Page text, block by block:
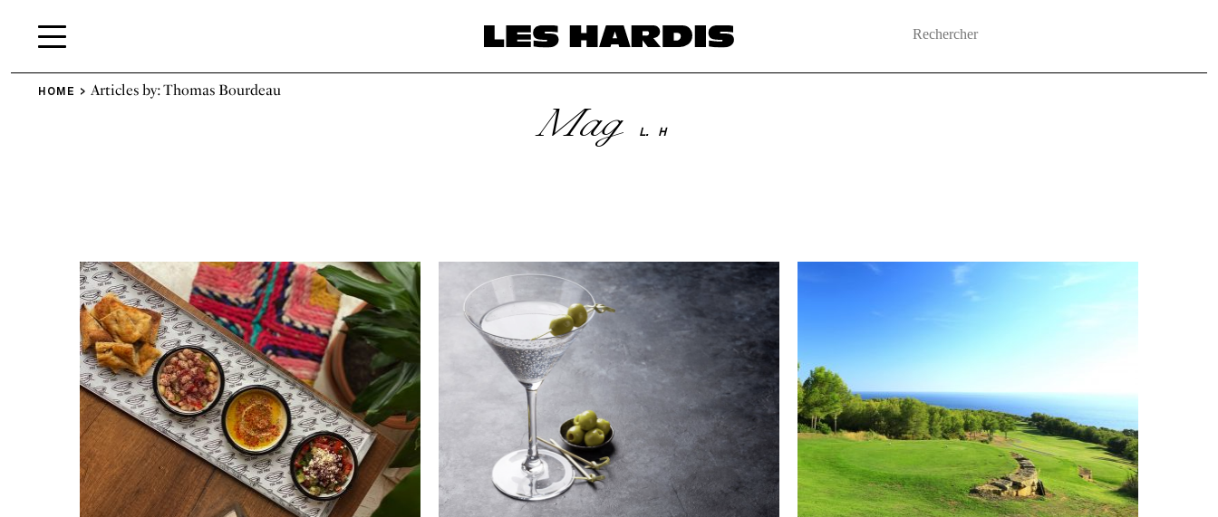
HOME Articles by: Thomas Bourdeau
Mag L. H